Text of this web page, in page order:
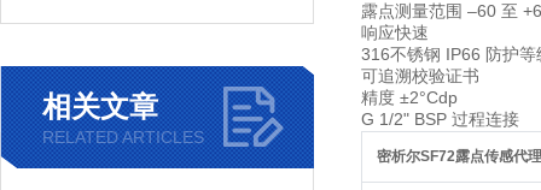
相关文章
RELATED ARTICLES
露点测量范围 –60 至
响应快速
316不锈钢 IP66 防护等
可追溯校验证书
精度 ±2°Cdp
G 1/2" BSP 过程连接
密析尔SF72露点传感代